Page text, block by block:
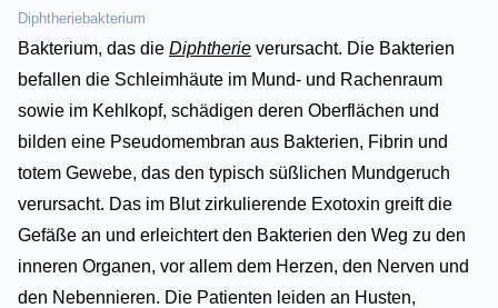
Diphtheriebakterium
Bakterium, das die Diphtherie verursacht. Die Bakterien
befallen die Schleimhäute im Mund- und Rachenraum
sowie im Kehlkopf, schädigen deren Oberflächen und
bilden eine Pseudomembran aus Bakterien, Fibrin und
totem Gewebe, das den typisch süßlichen Mundgeruch
verursacht. Das im Blut zirkulierende Exotoxin greift die
Gefäße an und erleichtert den Bakterien den Weg zu den
inneren Organen, vor allem dem Herzen, den Nerven und
den Nebennieren. Die Patienten leiden an Husten,